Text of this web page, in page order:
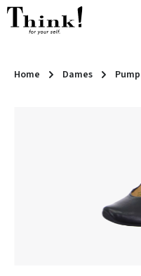
Ga naar de hoofdinhoud
Home Dames Pump